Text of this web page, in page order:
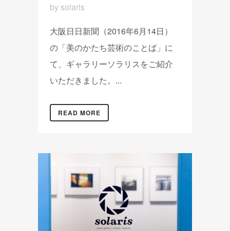
by solaris
大阪日日新聞（2016年6月14日）
の「美のかたち芸術のことば」に
て、ギャラリーソラリスをご紹介
いただきました。...
READ MORE